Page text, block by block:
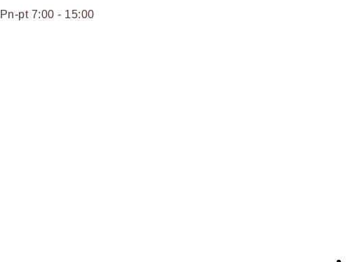
Pracujemy
Pn-pt 7:00 - 15:00